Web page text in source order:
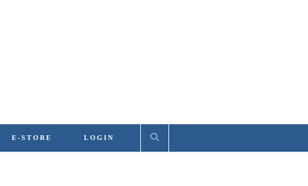
E-STORE LOGIN